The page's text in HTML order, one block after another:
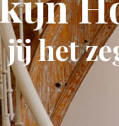
jij het